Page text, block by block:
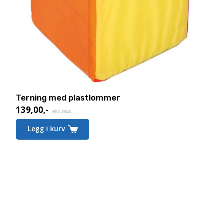
Terning med plastlommer
139,00,- eks. mva.
Legg i kurv